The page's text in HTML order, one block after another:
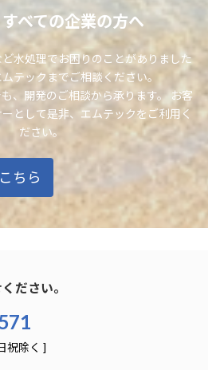
べての企業の方へ
水処理でお困りのことがありました
テックまでご相談ください。
、開発のご相談から承ります。 お客
として是非、エムテックをご利用く
ださい。
ちら
ださい。
祝除く ]